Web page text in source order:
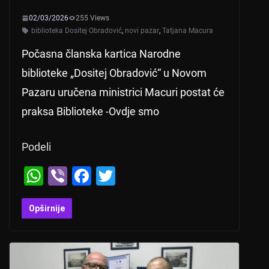
02/03/2026
255 Views
biblioteka Dositej Obradović, novi pazar, Tatjana Macura
Počasna članska kartica Narodne
biblioteke „Dositej Obradović“ u Novom
Pazaru uručena ministrici Macuri postat će
praksa Biblioteke -Ovdje smo
Podeli
W
h
at
Vi
b
er
F
b
Opširnije